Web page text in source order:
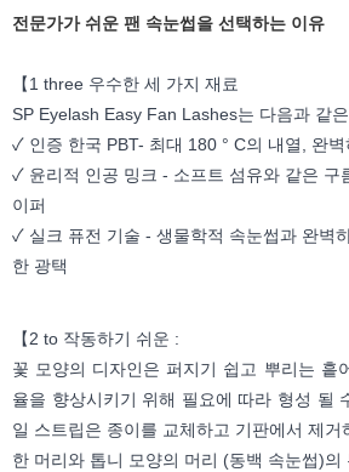
전문가가 쉬운 팬 속눈썹을 선택하는 이유
【1 three 우수한 세 가지 재료
SP Eyelash Easy Fan Lashes는 다음과 같
✓ 인증 한국 PBT- 최대 180 ° C의 내열, 완벽
✓ 윤리적 인공 밍크 - 소프트 섬유와 같은 구
이퍼
✓ 실크 퓨전 기술 - 생물학적 속눈썹과 완벽
한 광택
【2 to 작동하기 쉬운 :
꽃 모양의 디자인은 퍼지기 쉽고 뿌리는 흩
율을 향상시키기 위해 필요에 따라 형성 될
일 스트립은 종이를 교체하고 기판에서 제거
한 머리와 톱니 모양의 머리 (동백 속눈썹)의